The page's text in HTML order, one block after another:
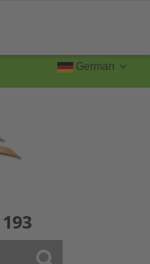
German